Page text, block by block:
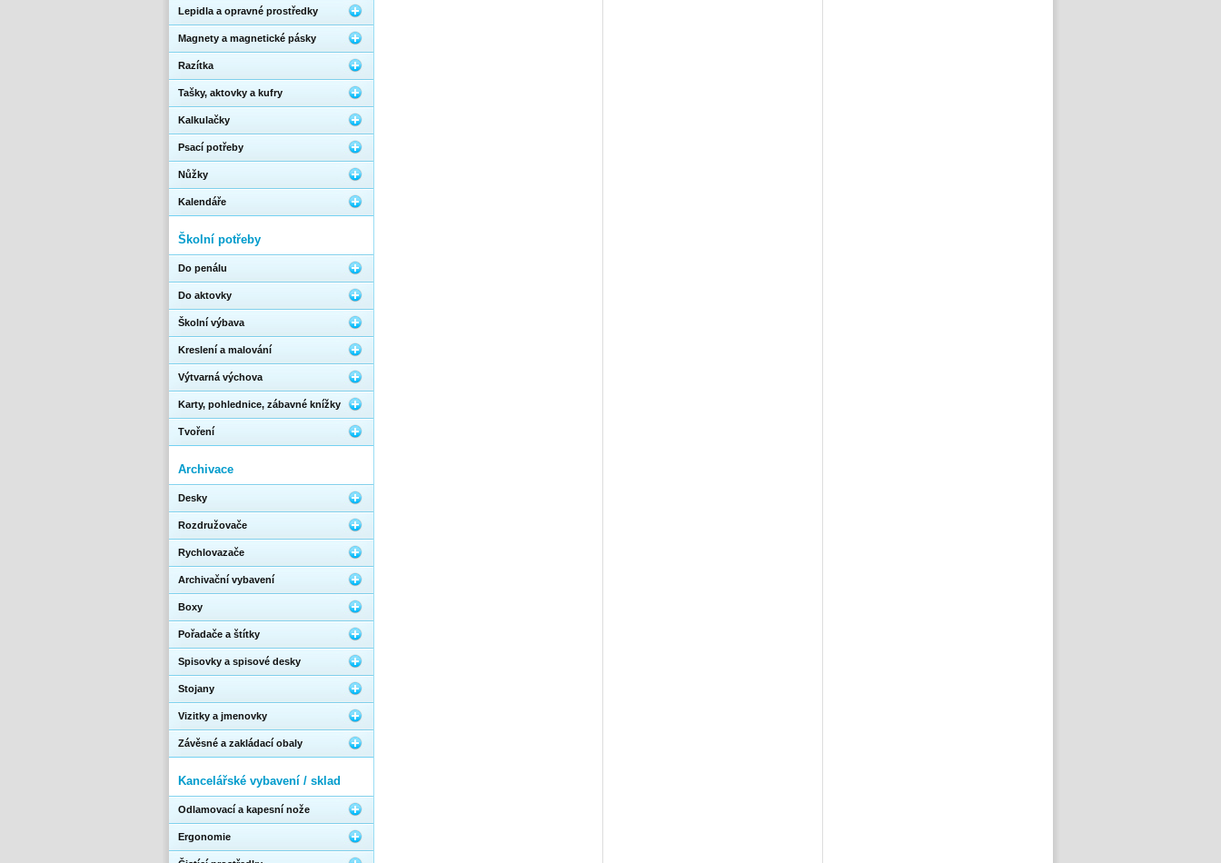
Lepidla a opravné prostředky
Magnety a magnetické pásky
Razítka
Tašky, aktovky a kufry
Kalkulačky
Psací potřeby
Nůžky
Kalendáře
Školní potřeby
Do penálu
Do aktovky
Školní výbava
Kreslení a malování
Výtvarná výchova
Karty, pohlednice, zábavné knížky
Tvoření
Archivace
Desky
Rozdružovače
Rychlovazače
Archivační vybavení
Boxy
Pořadače a štítky
Spisovky a spisové desky
Stojany
Vizitky a jmenovky
Závěsné a zakládací obaly
Kancelářské vybavení / sklad
Odlamovací a kapesní nože
Ergonomie